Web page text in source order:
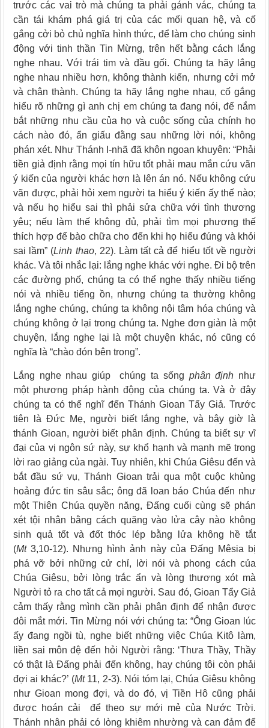
trước các vai trò mà chúng ta phải gánh vác, chúng ta
cần tái khám phá giá trị của các mối quan hệ, và cố
gắng cởi bỏ chủ nghĩa hình thức, để làm cho chúng sinh
động với tinh thần Tin Mừng, trên hết bằng cách lắng
nghe nhau. Với trái tim và đầu gối. Chúng ta hãy lắng
nghe nhau nhiều hơn, không thành kiến, nhưng cởi mở
và chân thành. Chúng ta hãy lắng nghe nhau, cố gắng
hiểu rõ những gì anh chị em chúng ta đang nói, để nắm
bắt những nhu cầu của họ và cuộc sống của chính họ
cách nào đó, ẩn giấu đằng sau những lời nói, không
phán xét. Như Thánh I-nhã đã khôn ngoan khuyên: “Phải
tiền giả định rằng mọi tín hữu tốt phải mau mắn cứu vãn
ý kiến của người khác hơn là lên án nó. Nếu không cứu
vãn được, phải hỏi xem người ta hiểu ý kiến ấy thế nào;
và nếu họ hiểu sai thì phải sửa chữa với tình thương
yêu; nếu làm thế không đủ, phải tìm mọi phương thế
thích hợp để bào chữa cho đến khi họ hiểu đúng và khỏi
sai lầm” (Linh thao, 22). Làm tất cả để hiểu tốt về người
khác. Và tôi nhắc lại: lắng nghe khác với nghe. Đi bộ trên
các đường phố, chúng ta có thể nghe thấy nhiều tiếng
nói và nhiều tiếng ồn, nhưng chúng ta thường không
lắng nghe chúng, chúng ta không nội tâm hóa chúng và
chúng không ở lại trong chúng ta. Nghe đơn giản là một
chuyện, lắng nghe lại là một chuyện khác, nó cũng có
nghĩa là “chào đón bên trong”.
Lắng nghe nhau giúp chúng ta sống phân định như
một phương pháp hành động của chúng ta. Và ở đây
chúng ta có thể nghĩ đến Thánh Gioan Tẩy Giả. Trước
tiên là Đức Mẹ, người biết lắng nghe, và bây giờ là
thánh Gioan, người biết phân định. Chúng ta biết sự vĩ
đại của vị ngôn sứ này, sự khổ hạnh và mạnh mẽ trong
lời rao giảng của ngài. Tuy nhiên, khi Chúa Giêsu đến và
bắt đầu sứ vụ, Thánh Gioan trải qua một cuộc khủng
hoảng đức tin sâu sắc; ông đã loan báo Chúa đến như
một Thiên Chúa quyền năng, Đấng cuối cùng sẽ phán
xét tội nhân bằng cách quăng vào lửa cây nào không
sinh quả tốt và đốt thóc lép bằng lửa không hề tắt
(Mt3,10-12). Nhưng hình ảnh này của Đấng Mêsia bị
phá vỡ bởi những cử chỉ, lời nói và phong cách của
Chúa Giêsu, bởi lòng trắc ẩn và lòng thương xót mà
Người tỏ ra cho tất cả mọi người. Sau đó, Gioan Tẩy Giả
cảm thấy rằng mình cần phải phân định để nhận được
đôi mắt mới. Tin Mừng nói với chúng ta: “Ông Gioan lúc
ấy đang ngồi tù, nghe biết những việc Chúa Kitô làm,
liền sai môn đệ đến hỏi Người rằng: ‘Thưa Thầy, Thầy
có thật là Đấng phải đến không, hay chúng tôi còn phải
đợi ai khác?’ (Mt11, 2-3). Nói tóm lại, Chúa Giêsu không
như Gioan mong đợi, và do đó, vị Tiền Hô cũng phải
được hoán cải để theo sự mới mẻ của Nước Trời.
Thánh nhân phải có lòng khiêm nhường và can đảm để